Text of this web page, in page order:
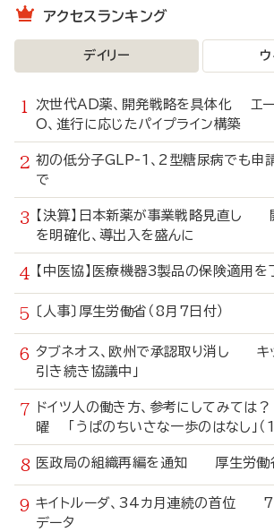
アクセスランキング
デイリー ウ
次世代AD薬、開発戦略を具体化 エー
O、進行に応じたパイプライン構築
初の低分子GLP-1、2型糖尿病でも申
で
【決算】日本新薬が事業戦略見直し
を明確化、導出入を盛んに
【中医協】医療機器3製品の保険適用
〔人事〕厚生労働省（8月7日付）
タブネオス、欧州で承認取り消し キ
引き続き協議中」
ドイツ人の働き方、参考にしてみて
曜 「うぱのちいさな一歩のはなし」（
医政局の組織再編を通知 厚生労働
キイトルーダ、34カ月連続の首位 7
データ